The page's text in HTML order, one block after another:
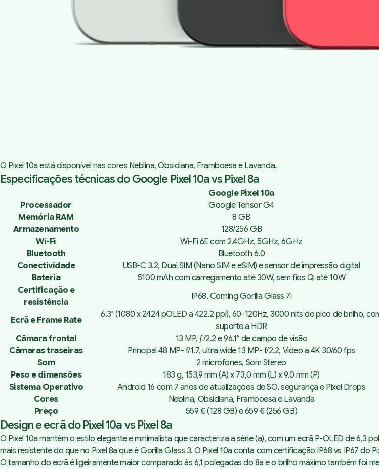
O Pixel 10a está disponível nas cores Neblina, Obsidiana, Framboesa e Lavanda.
Especificações técnicas do Google Pixel 10a vs Pixel 8a
Google Pixel 10a
Processador
Google Tensor G4
Memória RAM
8 GB
Armazenamento
128/256 GB
Wi-Fi
Wi-Fi 6E com 2.4GHz, 5GHz, 6GHz
Bluetooth
Bluetooth 6.0
Conectividade
USB-C 3.2, Dual SIM (Nano SIM e eSIM) e sensor de impressão digital
Bateria
5100 mAh com carregamento até 30W, sem fios Qi até 10W
Certificação e
resistência
IP68, Corning Gorilla Glass 7i
Ecrã e Frame Rate
6.3" (1080 x 2424 pOLED a 422.2 ppi), 60-120Hz, 3000 nits de pico de brilho,
suporte a HDR
Câmara frontal
13 MP, ƒ/2.2 e 96.1° de campo de visão
Câmaras traseiras
Principal 48 MP- f/1.7, ultra wide 13 MP- f/2.2, Video a 4K 30/60 fps
Som
2 microfones, Som Stereo
Peso e dimensões
183 g, 153,9 mm (A) x 73,0 mm (L) x 9,0 mm (P)
Sistema Operativo
Android 16 com 7 anos de atualizações de SO, segurança e Pixel Drops
Cores
Neblina, Obsidiana, Framboesa e Lavanda
Preço
559 € (128 GB) e 659 € (256 GB)
Design e ecrã do Pixel 10a vs Pixel 8a
O Pixel 10a mantém o estilo elegante e minimalista que caracteriza a série (a), com um ecrã P-OLED de
mais resistente do que no Pixel 8a que é Gorilla Glass 3. O Pixel 10a conta com certificação IP68 vs IP67 do
O tamanho do ecrã é ligeiramente maior comparado às 6,1 polegadas do 8a e o brilho máximo também foi